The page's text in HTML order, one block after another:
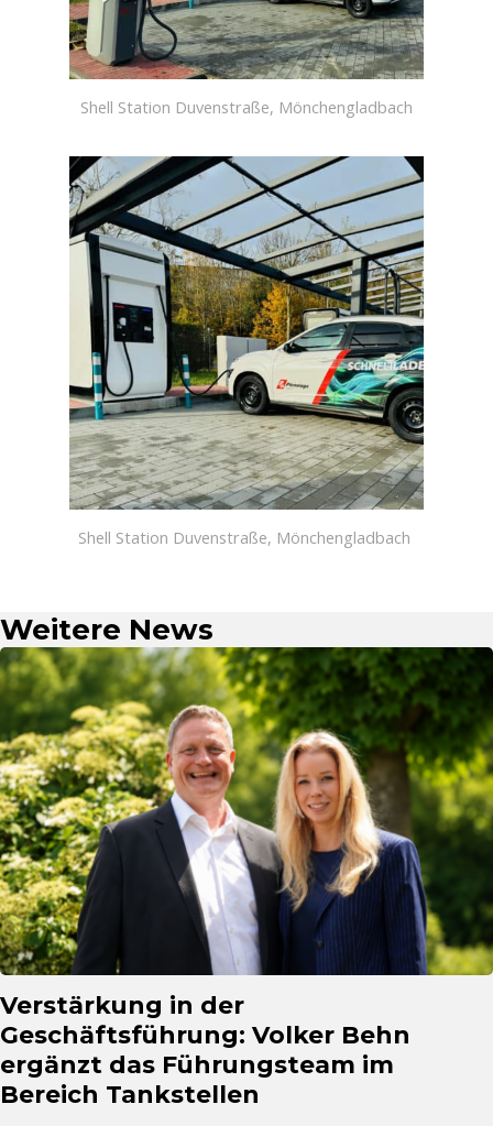
Shell Station Duvenstraße, Mönchengladbach
Shell Station Duvenstraße, Mönchengladbach
Weitere News
Verstärkung in der
Geschäftsführung: Volker Behn
ergänzt das Führungsteam im
Bereich Tankstellen